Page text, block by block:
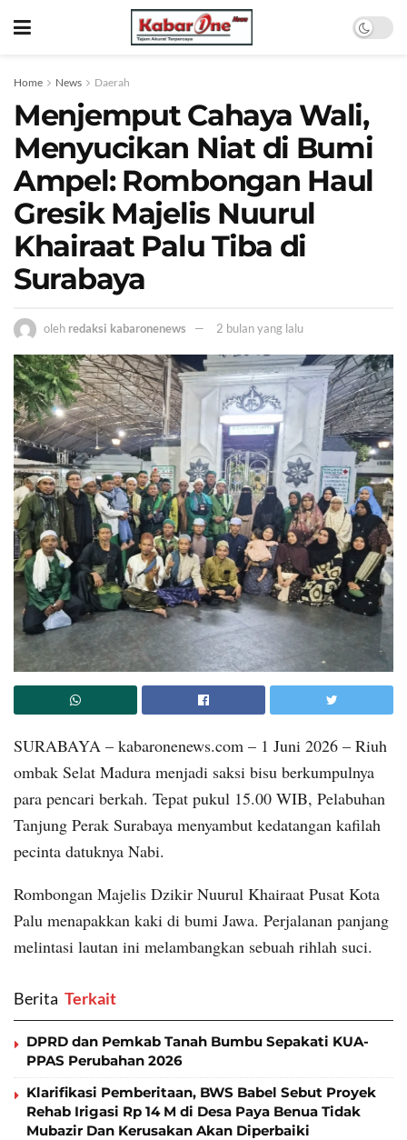
Home News Daerah
Menjemput Cahaya Wali,
Menyucikan Niat di Bumi
Ampel: Rombongan Haul
Gresik Majelis Nuurul
Khairaat Palu Tiba di
Surabaya
oleh redaksi kabaronenews 2 bulan yang lalu
SURABAYA – kabaronenews.com – 1 Juni 2026 – Riuh
ombak Selat Madura menjadi saksi bisu berkumpulnya
para pencari berkah. Tepat pukul 15.00 WIB, Pelabuhan
Tanjung Perak Surabaya menyambut kedatangan kafilah
pecinta datuknya Nabi.
Rombongan Majelis Dzikir Nuurul Khairaat Pusat Kota
Palu menapakkan kaki di bumi Jawa. Perjalanan panjang
melintasi lautan ini melambangkan sebuah rihlah suci.
Berita ‎ Terkait
DPRD dan Pemkab Tanah Bumbu Sepakati KUA-
PPAS Perubahan 2026
Klarifikasi Pemberitaan, BWS Babel Sebut Proyek
Rehab Irigasi Rp 14 M di Desa Paya Benua Tidak
Mubazir Dan Kerusakan Akan Diperbaiki